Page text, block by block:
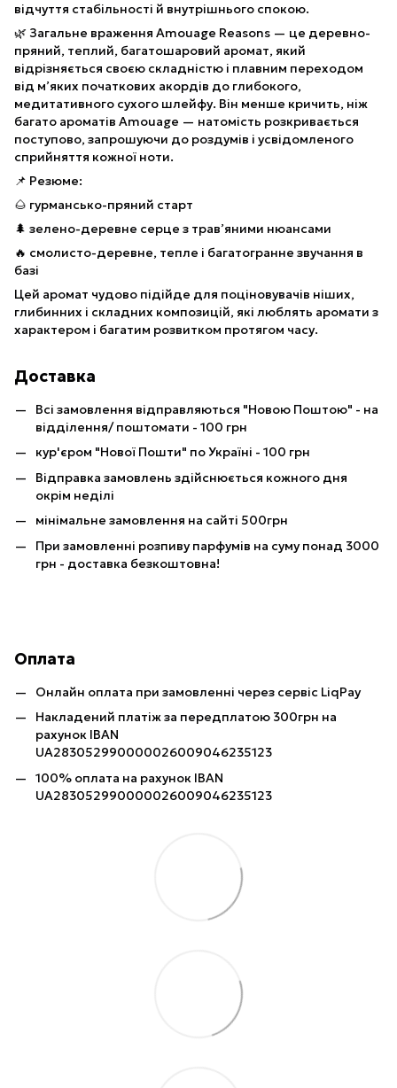
відчуття стабільності й внутрішнього спокою.
🌿 Загальне враження Amouage Reasons — це деревно-
пряний, теплий, багатошаровий аромат, який
відрізняється своєю складністю і плавним переходом
від м’яких початкових акордів до глибокого,
медитативного сухого шлейфу. Він менше кричить, ніж
багато ароматів Amouage — натомість розкривається
поступово, запрошуючи до роздумів і усвідомленого
сприйняття кожної ноти.
📌 Резюме:
🌰 гурмансько-пряний старт
🌲 зелено-деревне серце з трав’яними нюансами
🔥 смолисто-деревне, тепле і багатогранне звучання в
базі
Цей аромат чудово підійде для поціновувачів ніших,
глибинних і складних композицій, які люблять аромати з
характером і багатим розвитком протягом часу.
Доставка
Всі замовлення відправляються "Новою Поштою" - на
відділення/ поштомати - 100 грн
кур'єром "Нової Пошти" по Україні - 100 грн
Відправка замовлень здійснюється кожного дня
окрім неділі
мінімальне замовлення на сайті 500грн
При замовленні розпиву парфумів на суму понад 3000
грн - доставка безкоштовна!
Оплата
Онлайн оплата при замовленні через сервіс LiqPay
Накладений платіж за передплатою 300грн на
рахунок IBAN
UA283052990000026009046235123
100% оплата на рахунок IBAN
UA283052990000026009046235123